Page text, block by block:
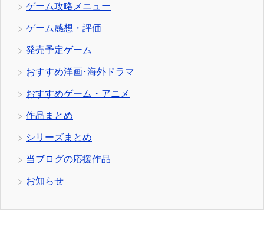
ゲーム攻略メニュー
ゲーム感想・評価
発売予定ゲーム
おすすめ洋画･海外ドラマ
おすすめゲーム・アニメ
作品まとめ
シリーズまとめ
当ブログの応援作品
お知らせ